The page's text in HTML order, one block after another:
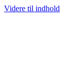
Videre til indhold